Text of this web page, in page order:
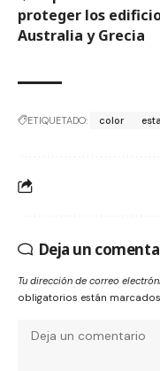
proteger los
Australia y Grecia
ETIQUETADO: color
Deja un
Tu dirección de correo
obligatorios están